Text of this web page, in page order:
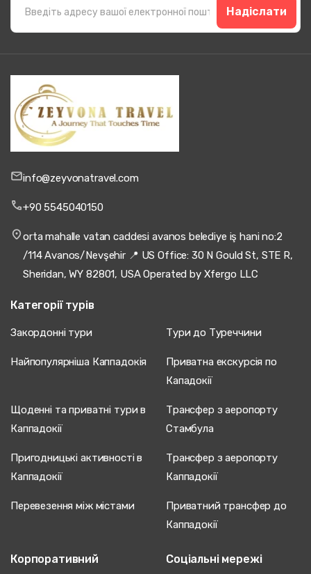
Надіслати
info@zeyvonatravel.com
+90 5545040150
orta mahalle vatan caddesi avanos belediye iş hani no:2
/114 Avanos/Nevşehir 📍 US Office: 30 N Gould St, STE R,
Sheridan, WY 82801, USA Operated by Xfergo LLC
Категорії турів
Закордонні тури Тури до Туреччини
Найпопулярніша Каппадокія
Приватна екскурсія по
Кападокії
Щоденні та приватні тури в
Каппадокії
Трансфер з аеропорту
Стамбула
Пригодницькі активності в
Каппадокії
Трансфер з аеропорту
Каппадокії
Перевезення між містами
Приватний трансфер до
Каппадокії
Корпоративний Соціальні мережі